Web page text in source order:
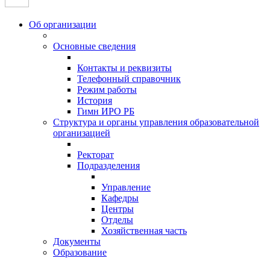
Об организации
Основные сведения
Контакты и реквизиты
Телефонный справочник
Режим работы
История
Гимн ИРО РБ
Структура и органы управления образовательной
организацией
Ректорат
Подразделения
Управление
Кафедры
Центры
Отделы
Хозяйственная часть
Документы
Образование